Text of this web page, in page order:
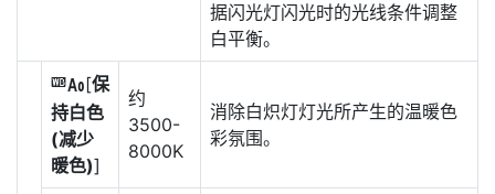
据闪光灯闪光时的光线条件调整
白平衡。
i[保
持白色
(减少
暖色)]
约
3500-
8000K
消除白炽灯灯光所产生的温暖色
彩氛围。